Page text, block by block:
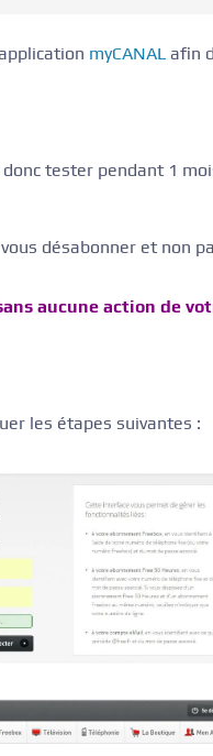
myCANAL afin
tester pendant 1
désabonner et non
aucune action de
les étapes suivantes :